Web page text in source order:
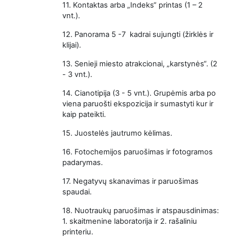
11. Kontaktas arba „Indeks“ printas (1 – 2
vnt.).
12. Panorama 5 -7 kadrai sujungti (žirklės ir
klijai).
13. Senieji miesto atrakcionai, „karstynės“. (2
- 3 vnt.).
14. Cianotipija (3 - 5 vnt.). Grupėmis arba po
viena paruošti ekspozicija ir sumastyti kur ir
kaip pateikti.
15. Juostelės jautrumo kėlimas.
16. Fotochemijos paruošimas ir fotogramos
padarymas.
17. Negatyvų skanavimas ir paruošimas
spaudai.
18. Nuotraukų paruošimas ir atspausdinimas:
1. skaitmenine laboratorija ir 2. rašaliniu
printeriu.